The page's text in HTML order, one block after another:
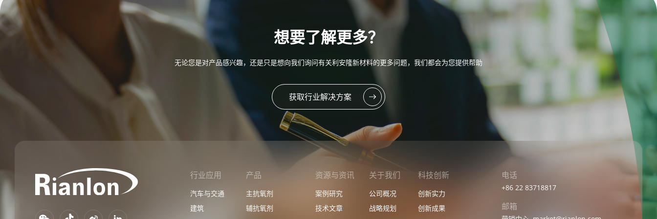
想要了解更多？
无论您是对产品感兴趣，还是只是想向我们询问有关利安隆新材料的更多问题，我们都会为您提供帮助
获取行业解决方案
行业应用
汽车与交通
建筑
产品
主抗氧剂
辅抗氧剂
资源与资讯
案例研究
技术文章
关于我们
公司概况
战略规划
科技创新
创新实力
创新成果
电话
+86 22 83718817
邮箱